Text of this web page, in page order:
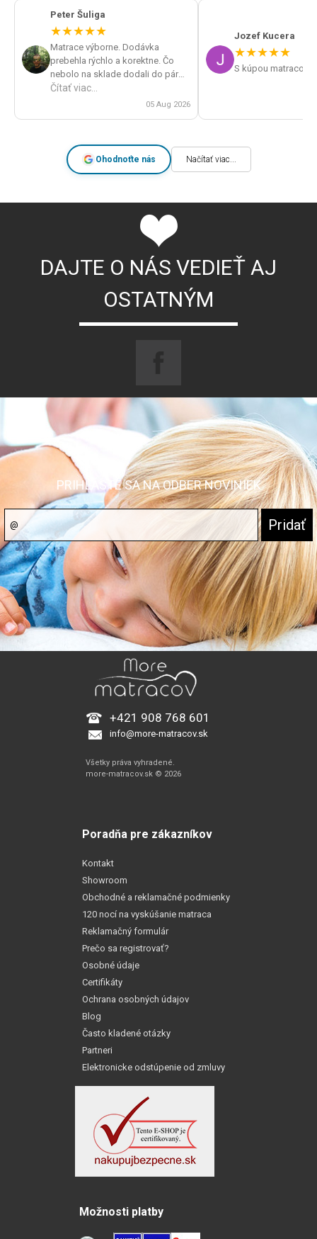
Peter Šuliga
★★★★★
Matrace výborne. Dodávka
prebehla rýchlo a korektne. Čo
nebolo na sklade dodali do pár
dní. Veľká spokojnosť a určite by
som obchod odporúčal.
Čítať viac...
05 Aug 2026
Jozef Kucera
★★★★★
S kúpou matracov
Ohodnoťte nás Načítať viac...
DAJTE O NÁS VEDIEŤ AJ
OSTATNÝM
PRIHLÁSTE SA NA ODBER NOVINIEK
+421 908 768 601
info@more-matracov.sk
Všetky práva vyhradené.
more-matracov.sk © 2026
Poradňa pre zákazníkov
Kontakt
Showroom
Obchodné a reklamačné podmienky
120 nocí na vyskúšanie matraca
Reklamačný formulár
Prečo sa registrovať?
Osobné údaje
Certifikáty
Ochrana osobných údajov
Blog
Často kladené otázky
Partneri
Elektronicke odstúpenie od zmluvy
Možnosti platby